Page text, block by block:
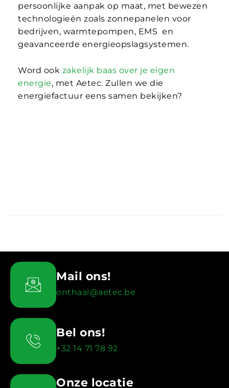
persoonlijke aanpak op maat, met bewezen
technologieën zoals zonnepanelen voor
bedrijven, warmtepompen, EMS en
geavanceerde energieopslagsystemen.
Word ook zakelijk baas over je eigen
energie, met Aetec. Zullen we die
energiefactuur eens samen bekijken?
Mail ons!
onthaal@aetec.be
Bel ons!
+32 14 71 78 92
Onze locatie